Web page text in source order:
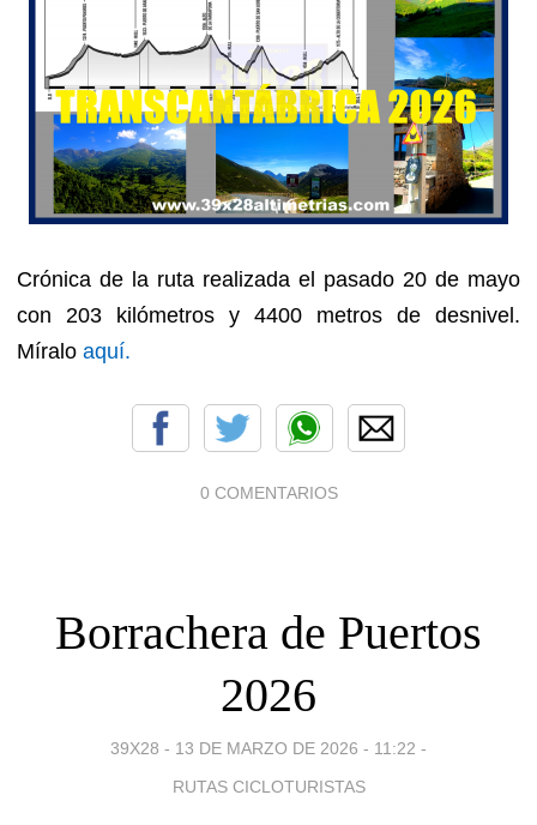
Crónica de la ruta realizada el pasado 20 de mayo
con 203 kilómetros y 4400 metros de desnivel.
Míralo aquí.
0 COMENTARIOS
Borrachera de Puertos
2026
39X28 - 13 DE MARZO DE 2026 - 11:22 -
RUTAS CICLOTURISTAS